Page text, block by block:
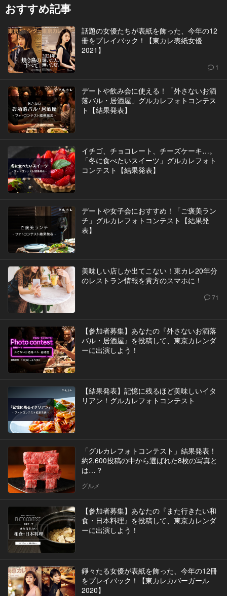
おすすめ記事
話題の女優たちが表紙を飾った、今年の12
冊をプレイバック！【東カレ表紙女優
2021】
1
デートや飲み会に使える！「外さないお洒
落バル・居酒屋」グルカレフォトコンテス
ト【結果発表】
イチゴ、チョコレート、チーズケーキ…。
「冬に食べたいスイーツ」グルカレフォト
コンテスト【結果発表】
デートや女子会におすすめ！「ご褒美ラン
チ」グルカレフォトコンテスト【結果発
表】
美味しい店しか出てこない！東カレ20年分
のレストラン情報を貴方のスマホに！
71
【参加者募集】あなたの『外さないお洒落
バル・居酒屋』を投稿して、東京カレンダ
ーに出演しよう！
【結果発表】記憶に残るほど美味しいイタ
リアン！グルカレフォトコンテスト
「グルカレフォトコンテスト」結果発表！
約2,600投稿の中から選ばれた8枚の写真と
は…？
グルメ
【参加者募集】あなたの『また行きたい和
食・日本料理』を投稿して、東京カレンダ
ーに出演しよう！
錚々たる女優が表紙を飾った、今年の12冊
をプレイバック！【東カレカバーガール
2020】